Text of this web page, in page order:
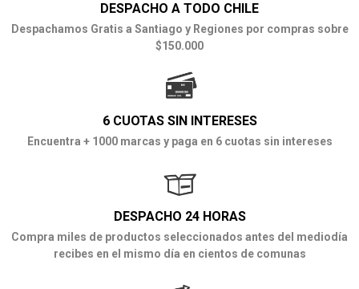
DESPACHO A TODO CHILE
Despachamos Gratis a Santiago y Regiones por compras sobre
$150.000
6 CUOTAS SIN INTERESES
Encuentra + 1000 marcas y paga en 6 cuotas sin intereses
DESPACHO 24 HORAS
Compra miles de productos seleccionados antes del mediodía
recibes en el mismo día en cientos de comunas